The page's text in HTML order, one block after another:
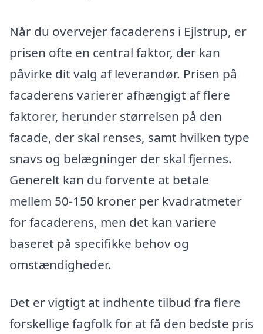
Når du overvejer facaderens i Ejlstrup, er
prisen ofte en central faktor, der kan
påvirke dit valg af leverandør. Prisen på
facaderens varierer afhængigt af flere
faktorer, herunder størrelsen på den
facade, der skal renses, samt hvilken type
snavs og belægninger der skal fjernes.
Generelt kan du forvente at betale
mellem 50-150 kroner per kvadratmeter
for facaderens, men det kan variere
baseret på specifikke behov og
omstændigheder.
Det er vigtigt at indhente tilbud fra flere
forskellige fagfolk for at få den bedste pris